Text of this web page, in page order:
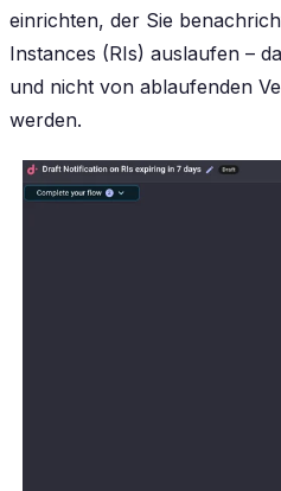
einrichten, der Sie
Instances (RIs) auslaufen –
und nicht von ablaufenden
werden.